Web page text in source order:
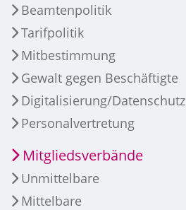
Beamtenpolitik
Tarifpolitik
Mitbestimmung
Gewalt gegen Beschäftigte
Digitalisierung/Datenschutz
Personalvertretung
Mitgliedsverbände
Unmittelbare
Mittelbare